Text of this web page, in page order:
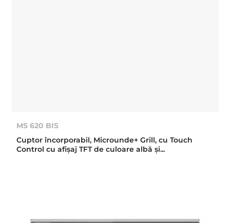
MS 620 BIS
Cuptor încorporabil, Microunde+ Grill, cu Touch
Control cu afişaj TFT de culoare albă şi...